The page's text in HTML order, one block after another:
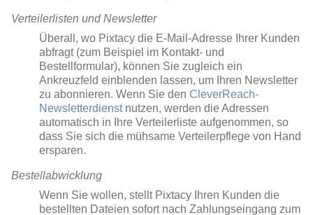
Verteilerlisten und Newsletter
Überall, wo Pixtacy die E-Mail-Adresse Ihrer Kunden
abfragt (zum Beispiel im Kontakt- und
Bestellformular), können Sie zugleich ein
Ankreuzfeld einblenden lassen, um Ihren Newsletter
zu abonnieren. Wenn Sie den CleverReach-
Newsletterdienstnutzen, werden die Adressen
automatisch in Ihre Verteilerliste aufgenommen, so
dass Sie sich die mühsame Verteilerpflege von Hand
ersparen.
Bestellabwicklung
Wenn Sie wollen, stellt Pixtacy Ihren Kunden die
bestellten Dateien sofort nach Zahlungseingang zum